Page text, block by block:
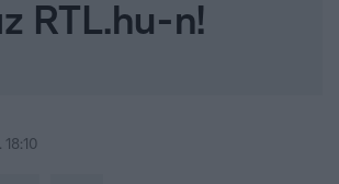
RTL.hu-n!